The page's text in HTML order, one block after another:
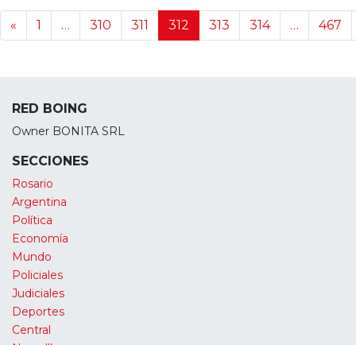
Navegación de noticias
« 1 … 310 311 312 313 314 … 467
RED BOING
Owner BONITA SRL
SECCIONES
Rosario
Argentina
Política
Economía
Mundo
Policiales
Judiciales
Deportes
Central